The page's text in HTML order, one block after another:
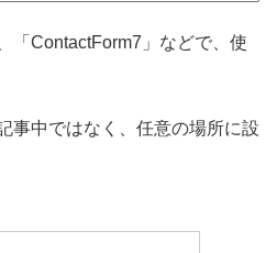
「ContactForm7」などで、使
事中ではなく、任意の場所に設